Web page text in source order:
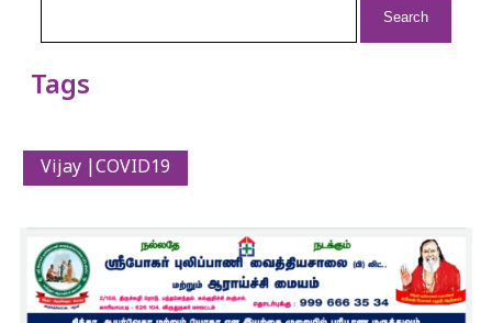
Tags
Vijay |COVID19